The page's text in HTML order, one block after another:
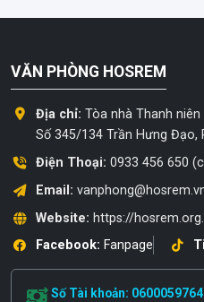
VĂN PHÒNG HOSREM
Địa chỉ: Tòa nhà Thanh niên
Số 345/134 Trần Hưng Đạo,
Điện Thoại: 0933 456 650
Email:
Website: https://
Facebook: Fanpage
Số Tài khoản: